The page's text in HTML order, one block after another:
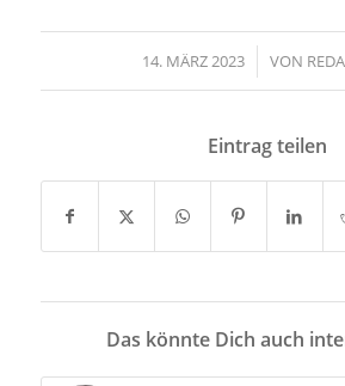
14. MÄRZ 2023
/ VON
Eintrag teilen
Das könnte Dich auch